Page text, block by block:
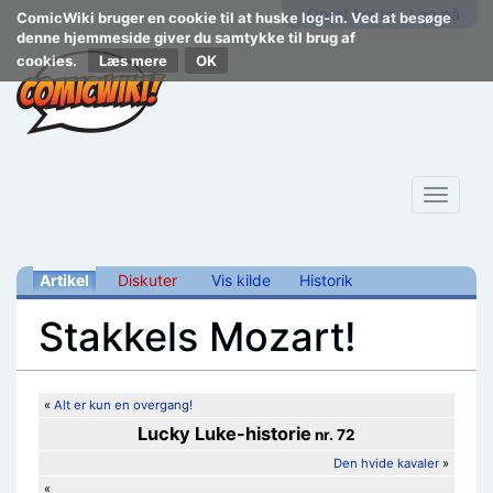
ComicWiki bruger en cookie til at huske log-in. Ved at besøge
denne hjemmeside giver du samtykke til brug af
cookies.
Læs mere
Opret konto Log på
Toggle
Artikel Diskuter Vis kilde Historik
Stakkels Mozart!
« Alt er kun en overgang!
Lucky Luke-historienr. 72
Den hvide kavaler »
«